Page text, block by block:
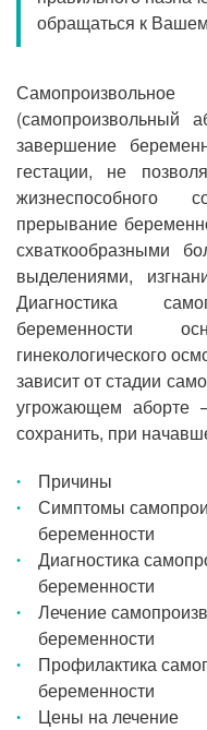
Прием
обращаться к
(самопроизвольный
завершение
гестации, не
жизнеспособного
прерывание
схваткообразными
выделениями,
Диагностика
беременности
гинекологического
зависит от стадии
угрожающем аборте
сохранить, при
Причины
Симптомы
беременности
Диагностика
беременности
Лечение
беременности
Профилактика
беременности
Цены на лечение